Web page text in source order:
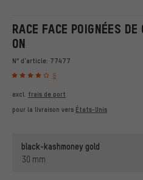
RACE FACE POIGNÉES DE
ON
N° d'article: 77477
8
excl. frais de port
pour la livraison vers États-Unis
black-kashmoney gold
30 mm